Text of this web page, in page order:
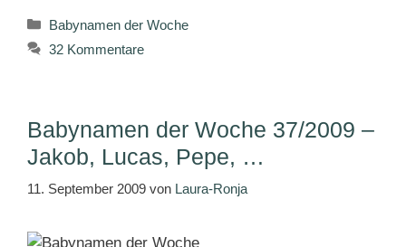
Kategorien
Babynamen der Woche
32 Kommentare
Babynamen der Woche 37/2009 –
Jakob, Lucas, Pepe, …
11. September 2009 von Laura-Ronja